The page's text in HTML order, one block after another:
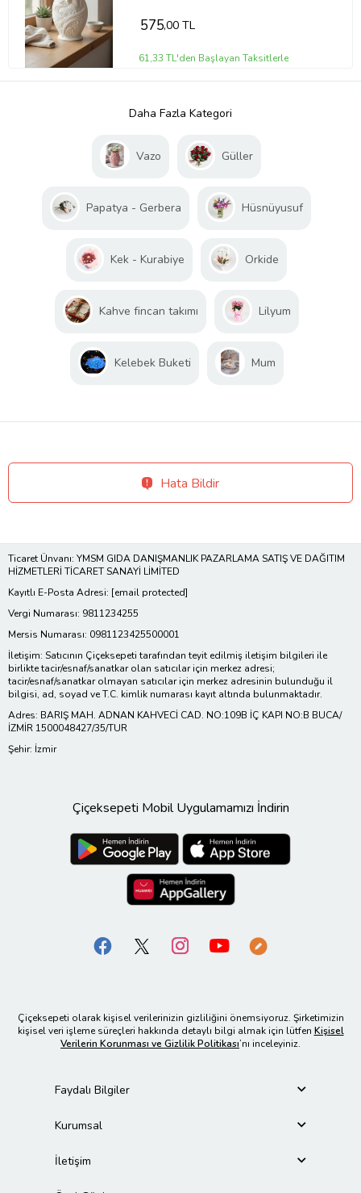
575,00 TL
61,33 TL'den Başlayan Taksitlerle
Daha Fazla Kategori
Vazo Güller
Papatya - Gerbera Hüsnüyusuf
Kek - Kurabiye Orkide
Kahve fincan takımı Lilyum
Kelebek Buketi Mum
Hata Bildir
Ticaret Ünvanı: YMSM GIDA DANIŞMANLIK PAZARLAMA SATIŞ VE DAĞITIM
HİZMETLERİ TİCARET SANAYİ LİMİTED
Kayıtlı E-Posta Adresi: [email protected]
Vergi Numarası: 9811234255
Mersis Numarası: 0981123425500001
İletişim: Satıcının Çiçeksepeti tarafından teyit edilmiş iletişim bilgileri ile
birlikte tacir/esnaf/sanatkar olan satıcılar için merkez adresi;
tacir/esnaf/sanatkar olmayan satıcılar için merkez adresinin bulunduğu il
bilgisi, ad, soyad ve T.C. kimlik numarası kayıt altında bulunmaktadır.
Adres: BARIŞ MAH. ADNAN KAHVECİ CAD. NO:109B İÇ KAPI NO:B BUCA/
İZMİR 1500048427/35/TUR
Şehir: İzmir
Çiçeksepeti Mobil Uygulamamızı İndirin
Çiçeksepeti olarak kişisel verilerinizin gizliliğini önemsiyoruz. Şirketimizin
kişisel veri işleme süreçleri hakkında detaylı bilgi almak için lütfen Kişisel
Verilerin Korunması ve Gizlilik Politikası’nı inceleyiniz.
Faydalı Bilgiler
Kurumsal
İletişim